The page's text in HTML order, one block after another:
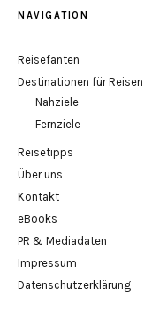
NAVIGATION
Reisefanten
Destinationen für Reisen
Nahziele
Fernziele
Reisetipps
Über uns
Kontakt
eBooks
PR & Mediadaten
Impressum
Datenschutzerklärung